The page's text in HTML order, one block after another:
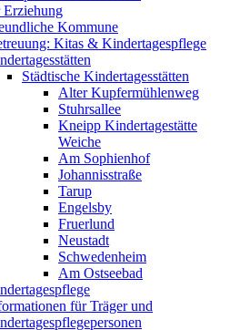
Kommune
Kitas & Kindertagespflege
Städtische Kindertagesstätten
Alter Kupfermühlenweg
Stuhrsallee
Kneipp Kindertagestätte
Weiche
Am Sophienhof
Johannisstraße
Tarup
Engelsby
Fruerlund
Neustadt
Schwedenheim
Am Ostseebad
für Träger und